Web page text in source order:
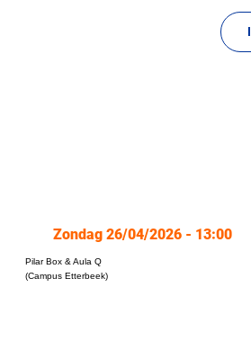
Zondag 26/04/2026 - 13:00
Pilar Box & Aula Q
(Campus Etterbeek)